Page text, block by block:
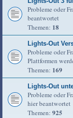
Probleme oder
beantwortet
Themen: 18
Lights-Out
Probleme oder
Plattformen
Themen: 169
Lights-Out
Probleme oder
hier beantwortet
Themen: 925